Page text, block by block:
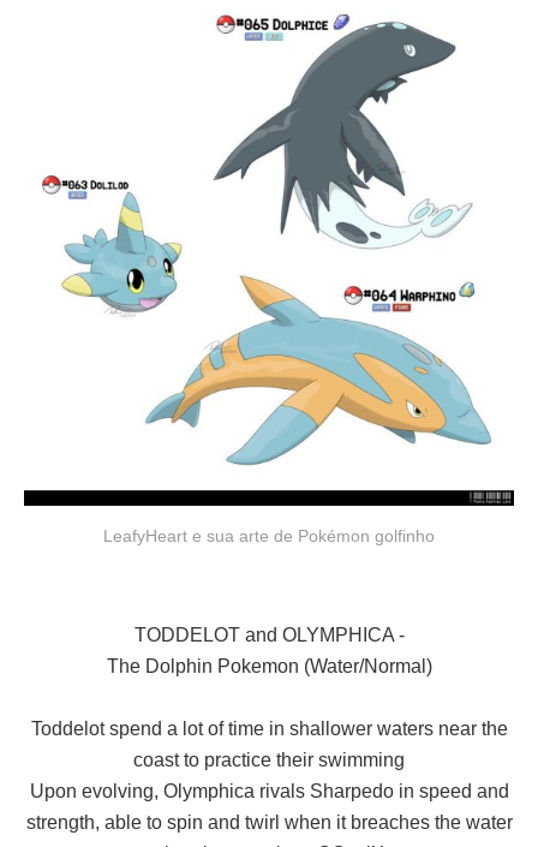
LeafyHeart e sua arte de Pokémon golfinho
TODDELOT and OLYMPHICA -
The Dolphin Pokemon (Water/Normal)
Toddelot spend a lot of time in shallower waters near the
coast to practice their swimming
Upon evolving, Olymphica rivals Sharpedo in speed and
strength, able to spin and twirl when it breaches the water